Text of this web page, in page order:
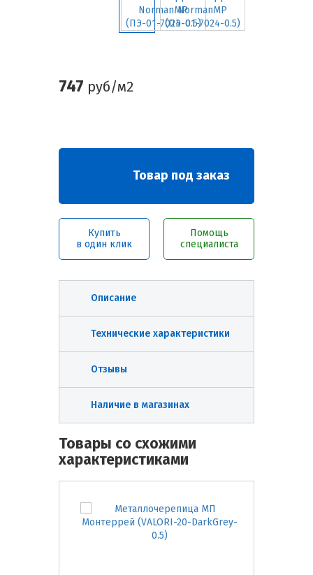
747 руб/м2
Товар под заказ
Купить
в один клик
Помощь
специалиста
Описание
Технические характеристики
Отзывы
Наличие в магазинах
Товары со схожими
характеристиками